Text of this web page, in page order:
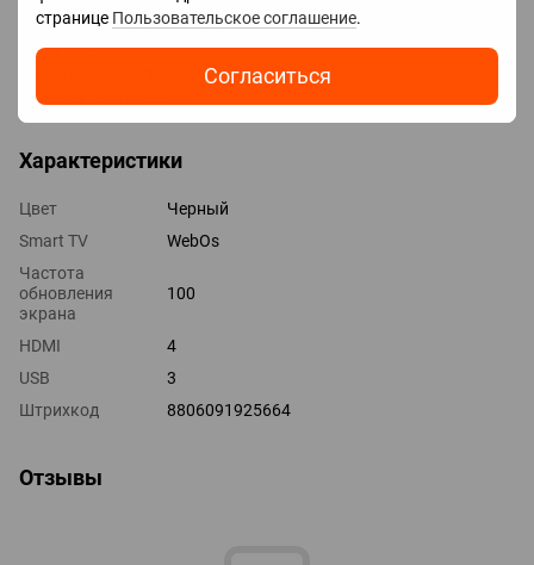
странице Пользовательское соглашение.
Согласиться
LAN
HDMI 4 шт
Технологии HDMI VRR, ALLM, eARC
Выходы оптический
Характеристики
Цвет
Черный
Smart TV
WebOs
Частота
обновления
экрана
100
HDMI
4
USB
3
Штрихкод
8806091925664
Отзывы